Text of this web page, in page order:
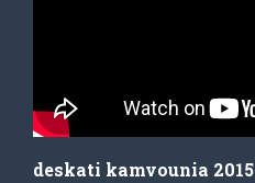
deskati kamvounia 2015